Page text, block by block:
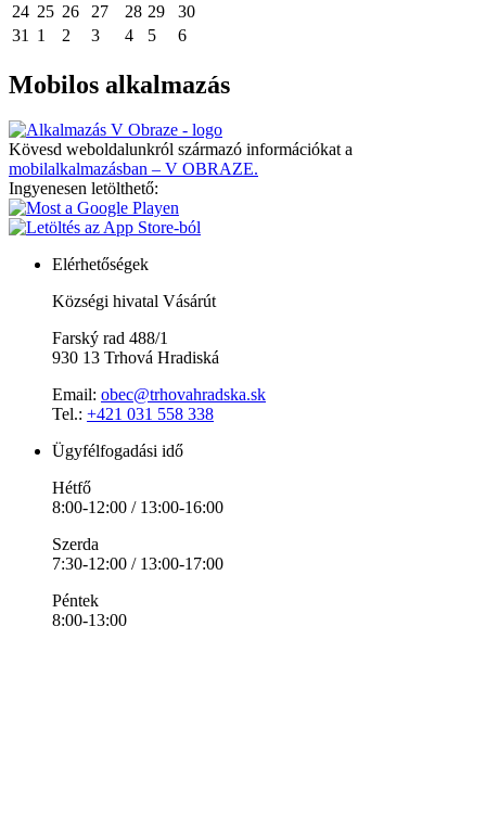
24 25 26 27 28 29
30
31
1 2 3 4 5 6
Mobilos alkalmazás
Kövesd weboldalunkról származó információkat a
mobilalkalmazásban – V OBRAZE.
Ingyenesen letölthető:
Elérhetőségek
Községi hivatal Vásárút
Farský rad 488/1
930 13 Trhová Hradiská
Email: obec@trhovahradska.sk
Tel.: +421 031 558 338
Ügyfélfogadási idő
Hétfő
8:00-12:00 / 13:00-16:00
Szerda
7:30-12:00 / 13:00-17:00
Péntek
8:00-13:00